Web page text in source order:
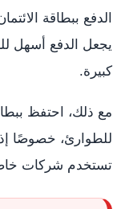
الدفع ببطاقة
يجعل الدفع أسهل
كبيرة.
مع ذلك، احتفظ
للطوارئ، خصوصًا
تستخدم شركات